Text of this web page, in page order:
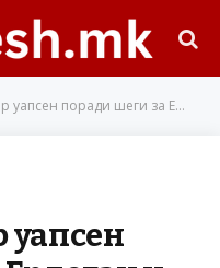
поради шеги за Ердоган и верата
уапсен